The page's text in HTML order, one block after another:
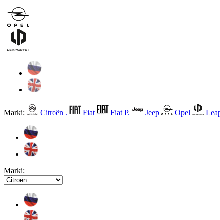
Marki: Citroën . Fiat Fiat P. Jeep Opel
Marki: